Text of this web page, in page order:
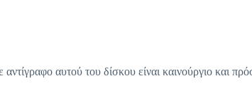
αυτού του δίσκου είναι καινούργιο και